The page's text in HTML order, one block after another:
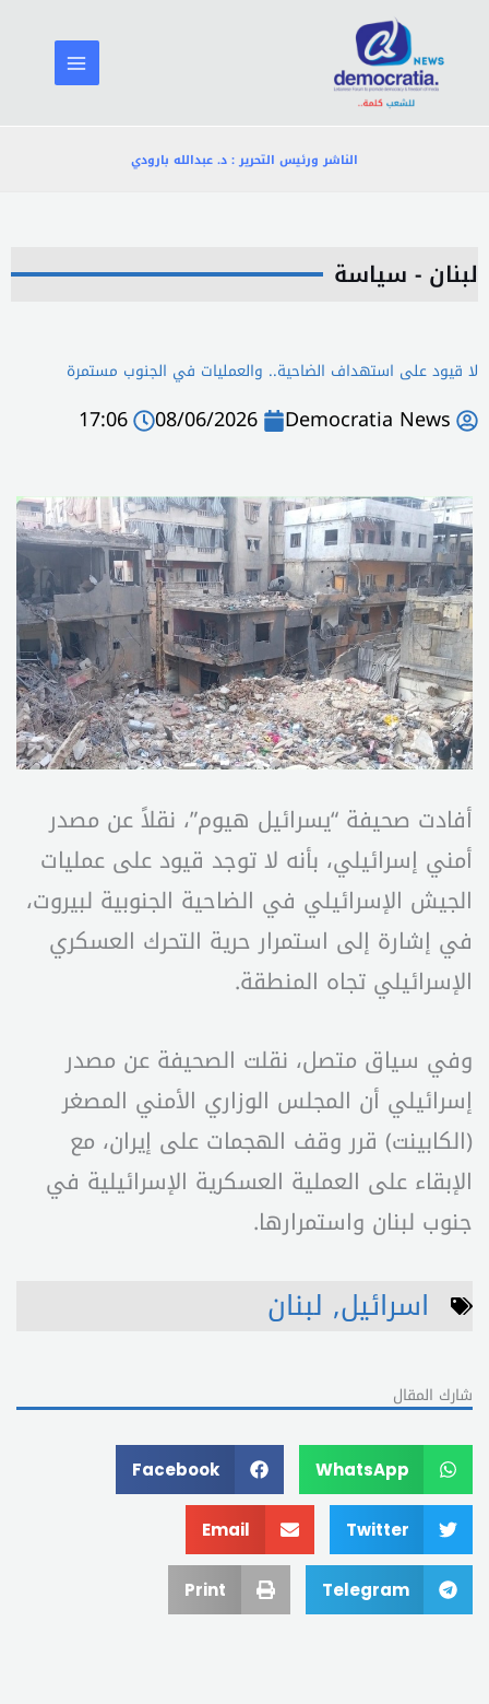
المحتوى
الناشر ورئيس التحرير : د. عبدالله بارودي
لبنان - سياسة
لا قيود على استهداف الضاحية.. والعمليات في الجنوب مستمرة
Democratia News
08/06/2026
17:06
أفادت صحيفة “يسرائيل هيوم”، نقلاً عن مصدر
أمني إسرائيلي، بأنه لا توجد قيود على عمليات
الجيش الإسرائيلي في الضاحية الجنوبية لبيروت،
في إشارة إلى استمرار حرية التحرك العسكري
الإسرائيلي تجاه المنطقة.
وفي سياق متصل، نقلت الصحيفة عن مصدر
إسرائيلي أن المجلس الوزاري الأمني المصغر
(الكابينت) قرر وقف الهجمات على إيران، مع
الإبقاء على العملية العسكرية الإسرائيلية في
جنوب لبنان واستمرارها.
اسرائيل, لبنان
شارك المقال
WhatsApp
Facebook
Twitter
Email
Telegram
Print